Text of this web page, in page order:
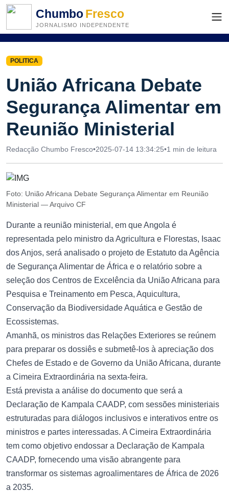
ChumboFresco
JORNALISMO INDEPENDENTE
POLITICA
União Africana Debate
Segurança Alimentar em
Reunião Ministerial
Redacção Chumbo Fresco•2025-07-14 13:34:25•1 min de leitura
Foto: União Africana Debate Segurança Alimentar em Reunião
Ministerial — Arquivo CF
Durante a reunião ministerial, em que Angola é
representada pelo ministro da Agricultura e Florestas, Isaac
dos Anjos, será analisado o projeto de Estatuto da Agência
de Segurança Alimentar de África e o relatório sobre a
seleção dos Centros de Excelência da União Africana para
Pesquisa e Treinamento em Pesca, Aquicultura,
Conservação da Biodiversidade Aquática e Gestão de
Ecossistemas.
Amanhã, os ministros das Relações Exteriores se reúnem
para preparar os dossiês e submetê-los à apreciação dos
Chefes de Estado e de Governo da União Africana, durante
a Cimeira Extraordinária na sexta-feira.
Está prevista a análise do documento que será a
Declaração de Kampala CAADP, com sessões ministeriais
estruturadas para diálogos inclusivos e interativos entre os
ministros e partes interessadas. A Cimeira Extraordinária
tem como objetivo endossar a Declaração de Kampala
CAADP, fornecendo uma visão abrangente para
transformar os sistemas agroalimentares de África de 2026
a 2035.